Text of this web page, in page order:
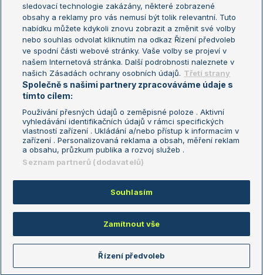
Turnaj mistryň
Aktualní trendy
Fotbalové přestupy
Livesport Daily
LS Prague Open
Podmínky užití
Nastavení soukromí
GDPR a žurnalistika
Reklama
Kontakt
Informace o zpracování osobních
údajů
Copyright © 2008-2026 TenisPortal.cz. Využíváme zpravodajství ČTK.
sledovací technologie zakázány, některé zobrazené
obsahy a reklamy pro vás nemusí být tolik relevantní. Tuto
nabídku můžete kdykoli znovu zobrazit a změnit své volby
nebo souhlas odvolat kliknutím na odkaz Řízení předvoleb
ve spodní části webové stránky. Vaše volby se projeví v
našem Internetová stránka. Další podrobnosti naleznete v
našich Zásadách ochrany osobních údajů. Třetí strany
Společně s našimi partnery zpracováváme údaje s
tímto cílem:
Používání přesných údajů o zeměpisné poloze . Aktivní
vyhledávání identifikačních údajů v rámci specifických
vlastností zařízení . Ukládání a/nebo přístup k informacím v
zařízení . Personalizovaná reklama a obsah, měření reklam
a obsahu, průzkum publika a rozvoj služeb .
Seznam partnerů (dodavatelů)
Souhlasím
Zamítnout vše
Řízení předvoleb